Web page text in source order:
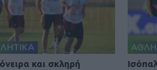
και σκληρή